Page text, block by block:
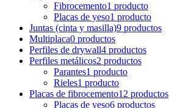
Fibrocemento1 producto
Placas de yeso1 producto
Juntas (cinta y masilla)9 productos
Multiplaca0 productos
Perfiles de drywall4 productos
Perfiles metálicos2 productos
Parantes1 producto
Rieles1 producto
Placas de fibrocemento12 productos
Placas de yeso6 productos